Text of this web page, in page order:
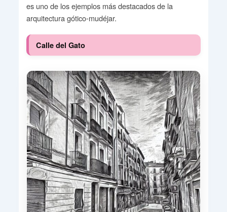
es uno de los ejemplos más destacados de la
arquitectura gótico-mudéjar.
Calle del Gato